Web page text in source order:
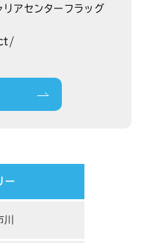
アセンターフラッグ
ー